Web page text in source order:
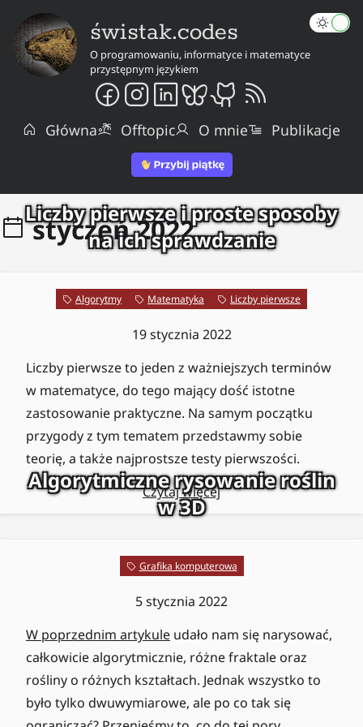
świstak.codes
O programowaniu, informatyce i matematyce
przystępnym językiem
Główna Offtopic O mnie Publikacje
styczeń 2022
Liczby pierwsze i proste sposoby
na ich sprawdzanie
Algorytmy Matematyka Liczby pierwsze
19 stycznia 2022
Liczby pierwsze to jeden z ważniejszych terminów
w matematyce, do tego mający dość istotne
zastosowanie praktyczne. Na samym początku
przygody z tym tematem przedstawmy sobie
teorię, a także najprostsze testy pierwszości.
Czytaj więcej
Algorytmiczne rysowanie roślin
w 3D
Grafika komputerowa
5 stycznia 2022
W poprzednim artykule udało nam się narysować,
całkowicie algorytmicznie, różne fraktale oraz
rośliny o różnych kształtach. Jednak wszystko to
było tylko dwuwymiarowe, ale po co tak się